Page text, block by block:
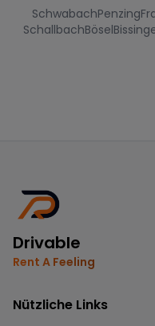
SchwabachPenzing
SchallbachBösel
Drivable
Rent A Feeling
Nützliche Links